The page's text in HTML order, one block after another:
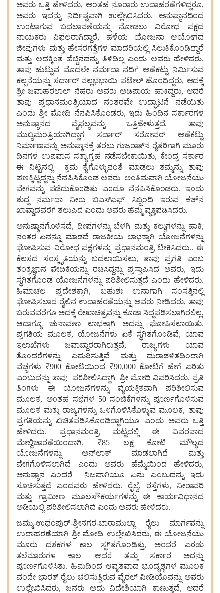
ಅವರು ಒತ್ತಿ ಹೇಳಿದರು, ಅಂತಹ ನೂರಾರು ಉದಾಹರಣೆಗಳಿದ್ದರೂ,
ಅವರು
ಇದನ್ನು ನಿರ್ದಿಷ್ಟವಾಗಿ
ಉಲ್ಲೇಖಿಸಿದರು. ಅನುಷ್ಠಾನದಿಂದ
ಉಂಟಾಗುವ
ಬದಲಾವಣೆಯನ್ನು ನೋಡಲು ವಿರೋಧ
ಪಕ್ಷದ
ನಾಯಕರು
ವಿಫಲರಾಗಿದ್ದಾರೆ, ಹಳೆಯ ಯೋಜನಾ
ಆಯೋಗದ
ಜೀಪುಗಳು ಮತ್ತು ಹೇಸರಗತ್ತೆಗಳ ಮಾದರಿಯಲ್ಲಿ ಸಿಲುಕಿಕೊಂಡಿದ್ದಾರೆ
ಮತ್ತು ಅದಕ್ಕಿಂತ ಹೆಚ್ಚಿನದನ್ನು ತಿಳಿದಿಲ್ಲ ಎಂದು ಅವರು ಹೇಳಿದರು.
ತಾವು ಹುಟ್ಟುವ ಮೊದಲೇ ನರ್ಮದಾ ನದಿಗೆ ಅಣೆಕಟ್ಟು ನಿರ್ಮಿಸುವ
ಕಲ್ಪನೆಯನ್ನು ಸರ್ದಾರ್ ವಲ್ಲಭಭಾಯಿ ಪಟೇಲ್ ಹೊಂದಿದ್ದರು, ಅದಕ್ಕೆ
ಶ್ರೀ ಜವಾಹರಲಾಲ್ ನೆಹರು ಅವರು ಅಡಿಪಾಯ ಹಾಕಿದ್ದರು, ಆದರೆ
ತಾವು
ಪ್ರಧಾನಮಂತ್ರಿಯಾದ ನಂತರವೇ ಉದ್ಘಾಟನೆ
ನಡೆಯಿತು
ಎಂದು ಶ್ರೀ ಮೋದಿ ನೆನಪಿಸಿಕೊಂಡರು, ಇದು ಹಿಂದಿನ ಸರ್ಕಾರಗಳ
ಅನುಷ್ಠಾನದ
ವೈಫಲ್ಯವನ್ನು
ಒತ್ತಿಹೇಳುತ್ತದೆ. ತಾವು
ಮುಖ್ಯಮಂತ್ರಿಯಾಗಿದ್ದಾಗ
ಸರ್ದಾರ್ ಸರೋವರ್
ಅಣೆಕಟ್ಟು
ನಿರ್ಮಾಣವನ್ನು ಅನುಷ್ಠಾನಕ್ಕೆ ತರಲು ಗುಜರಾತ್‌ನ ರೈತರಿಗಾಗಿ ಮೂರು
ದಿನಗಳ ಉಪವಾಸ ಸತ್ಯಾಗ್ರಹ ನಡೆಸಬೇಕಾಯಿತು, ಕೇಂದ್ರ ಸರ್ಕಾರ
ಈ ನಿಟ್ಟಿನಲ್ಲಿ
ಕ್ರಮ ಕೈಗೊಳ್ಳುವಂತೆ ಮಾಡಲು ತಮ್ಮನ್ನು
ತಾವು
ಪಣಕ್ಕಿಟ್ಟದ್ದನ್ನು ನೆನಪಿಸಿಕೊಂಡ ಅವರು ಅಂತಿಮವಾಗಿ ಯೋಜನೆಯು
ವೇಗವನ್ನು
ಪಡೆದುಕೊಂಡಿತು ಎಂದೂನೆನಪಿಸಿಕೊಂಡರು. ಇಂದು
ಶುದ್ಧ
ನರ್ಮದಾ ನೀರು ಬಿಎಸ್‌ಎಫ್ ಸಿಬ್ಬಂದಿ ಇರುವ
ಕಚ್‌ನ
ಖಾವ್ಡಾದವರೆಗೆ ತಲುಪಿದೆ ಎಂದು ಅವರು ಹೆಮ್ಮೆ ವ್ಯಕ್ತಪಡಿಸಿದರು.
ಅನುಷ್ಠಾನಗೊಳಿಸದೆ, ದೀಪಗಳನ್ನು ಬೆಳಗಿ ಮತ್ತು ಕಲ್ಲುಗಳನ್ನು ಹಾಕಿ,
ನಂತರ ಏನನ್ನೂ ಮಾಡದೆ ರಾಜಕೀಯ ಲಾಭಕ್ಕಾಗಿ ಯೋಜನೆಗಳನ್ನು
ಘೋಷಿಸುವ ವಿರೋಧ ಪಕ್ಷಗಳನ್ನು ಪ್ರಧಾನಮಂತ್ರಿ ಟೀಕಿಸಿದರು.. ಈ
ಕೆಲಸದ
ಸಂಸ್ಕೃತಿಯನ್ನು ಬದಲಾಯಿಸಲು, ತಾವು ಪ್ರಗತಿ
ಎಂಬ
ತಂತ್ರಜ್ಞಾನ
ವೇದಿಕೆಯನ್ನು
ರಚಿಸಿದ್ದನ್ನು ಪ್ರಸ್ತಾಪಿಸಿದ ಅವರು, ಇದು
ಸ್ಥಗಿತಗೊಂಡ ಯೋಜನೆಗಳನ್ನು ಪರಿಶೀಲಿಸುತ್ತದೆ ಎಂದು ಹೇಳಿದರು.
ಹಿಮಾಚಲ
ಪ್ರದೇಶಕ್ಕಾಗಿ, ಬಹುಶಃ ಉನಾಗಾಗಿ
ಸಂಸತ್ತಿನಲ್ಲಿ
ಘೋಷಿಸಲಾದ ರೈಲಿನ ಉದಾಹರಣೆಯನ್ನು ಅವರು ನೀಡಿದರು, ತಾವು
ಬರುವವರೆಗೂ ಅದಕ್ಕೆ ರೇಖಾಚಿತ್ರವನ್ನು ಕೂಡಾ ಸಿದ್ಧಪಡಿಸಲಾಗಿರಲಿಲ್ಲ,
ಆದಾಗ್ಯೂ
ಚುನಾವಣಾ ಲಾಭಕ್ಕಾಗಿ
ಅದನ್ನು ಘೋಷಿಸಲಾಯಿತು.
ಪ್ರಗತಿಯ ಮೂಲಕ, ಯೋಜನೆಗಳು ಏಕೆ ಸ್ಥಗಿತಗೊಂಡಿವೆ, ಯಾವ
ಇಲಾಖೆಗಳು
ಜವಾಬ್ದಾರರಾಗಿರುತ್ತವೆ, ರಾಜ್ಯಗಳು
ಯಾವ
ತೊಂದರೆಗಳನ್ನು
ಎದುರಿಸುತ್ತಿವೆ ಮತ್ತು
ದುರಾಡಳಿತದಿಂದಾಗಿ
ವೆಚ್ಚಗಳು ₹900 ಕೋಟಿಯಿಂದ ₹90,000 ಕೋಟಿಗೆ ಹೇಗೆ ಏರಿತು
ಎಂಬುದನ್ನು ತಾವು ಪರಿಶೀಲಿಸಿದ್ದಾಗಿ ಶ್ರೀ ಮೋದಿ ವಿವರಿಸಿದರು. ಪ್ರತಿ
ತಿಂಗಳು
ಈ ಯೋಜನೆಗಳನ್ನು ವೈಯಕ್ತಿಕವಾಗಿ
ಪರಿಶೀಲಿಸುವ
ಮೂಲಕ, ಅಂತಹ ಸಭೆಗಳ 50 ಸಂಚಿಕೆಗಳನ್ನು ಪೂರ್ಣಗೊಳಿಸುವ
ಮೂಲಕ ಮತ್ತು ರಾಜ್ಯಗಳನ್ನು ಒಳಗೊಳಿಸಿಕೊಳ್ಳುವ ಮೂಲಕ, ತಾವು
ಪ್ರಗತಿಯನ್ನು ಖಚಿತಪಡಿಸಿಕೊಂಡಿದ್ದಾಗಿಯೂ ಎಂದು ಅವರು ಒತ್ತಿ
ಹೇಳಿದರು. ಪ್ರಧಾನಮಂತ್ರಿ ಮಟ್ಟದಲ್ಲಿ ಈ
ವಿವರವಾದ
ಮೇಲ್ವಿಚಾರಣೆಯಿಂದಾಗಿ, ₹85 ಲಕ್ಷ
ಕೋಟಿ
ಮೌಲ್ಯದ
ಯೋಜನೆಗಳನ್ನು
ಅನ್‌ಲಾಕ್ ಮಾಡಲಾಗಿದೆ
ಮತ್ತು
ವೇಗಗೊಳಿಸಲಾಗಿದೆ
ಎಂದು ಅವರು ಹೆಮ್ಮೆಯಿಂದ
ಹೇಳಿದರು,
ಅನುಷ್ಠಾನ ಎಂದರೆ
ನಿಜವಾಗಿಯೂ
ಏನು ಎಂಬುದನ್ನು ಇದು
ಸೂಚಿಸುತ್ತದೆ
ಎಂದವರು ಹೇಳಿದರು. ರೈಲ್ವೆ, ರಸ್ತೆಗಳು, ನೀರಾವರಿ
ಮತ್ತು
ಗ್ರಾಮೀಣ ಮೂಲಸೌಕರ್ಯಗಳನ್ನು ಈ
ಕಾರ್ಯವಿಧಾನದ
ಅಡಿಯಲ್ಲಿ ಪರಿಶೀಲಿಸಲಾಗಿದೆ ಎಂದು ಅವರು ಹೇಳಿದರು.
ಜಮ್ಮು-ಉಧಂಪುರ್-ಶ್ರೀನಗರ-ಬಾರಾಮುಲ್ಲಾ
ರೈಲು
ಮಾರ್ಗವನ್ನು
ಉದಾಹರಣೆಯಾಗಿ ಶ್ರೀ ಮೋದಿ ಉಲ್ಲೇಖಿಸಿದರು, ಈ ಯೋಜನೆಯು
ಮೂರು
ದಶಕಗಳ ಕಾಲ
ಸ್ಥಗಿತಗೊಂಡಿತ್ತು, ಅಂದರೆ ಎರಡು
ತಲೆಮಾರುಗಳ
ಕಾಲ, ಆದರೆ ತಮ್ಮ ಸರ್ಕಾರ
ಅದನ್ನು
ಪೂರ್ಣಗೊಳಿಸಿತು. ಹಿಮದಿಂದ ಆವೃತವಾದ ಭೂದೃಶ್ಯಗಳ ಮೂಲಕ
ವಂದೇ ಭಾರತ್ ರೈಲು ಚಲಿಸುತ್ತಿರುವ ವೈರಲ್ ವೀಡಿಯೊವನ್ನು ಅವರು
ಉಲ್ಲೇಖಿಸಿದರು, ಜನರು
ಅದು ವಿದೇಶಿಯಾಗಿ
ಕಾಣುತ್ತದೆ, ಆದರೆ